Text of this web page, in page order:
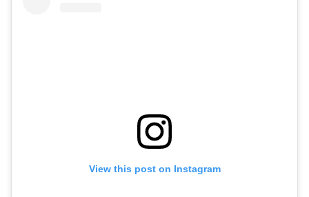
View this post on Instagram